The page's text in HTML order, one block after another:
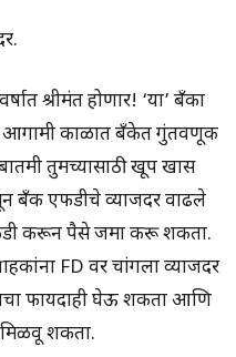
श्रीमंत होणार! ‘या’ बँका
आगामी काळात बँकेत गुंतवणूक
तुमच्यासाठी खूप खास
बँक एफडीचे व्याजदर वाढले
करून पैसे जमा करू शकता.
FD वर चांगला व्याजदर
फायदाही घेऊ शकता आणि
शकता.